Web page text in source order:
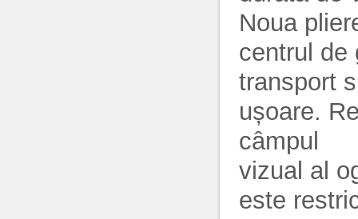
Noua
centrul de
transport
ușoare.
câmpul
vizual al
este